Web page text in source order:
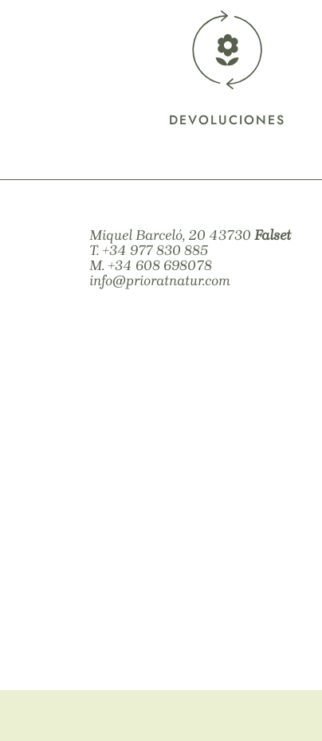
DEVOLUCIONES
Miquel Barceló, 20 43730 Falset
T.+34 977 830 885
M. +34 608 698078
info@prioratnatur.com